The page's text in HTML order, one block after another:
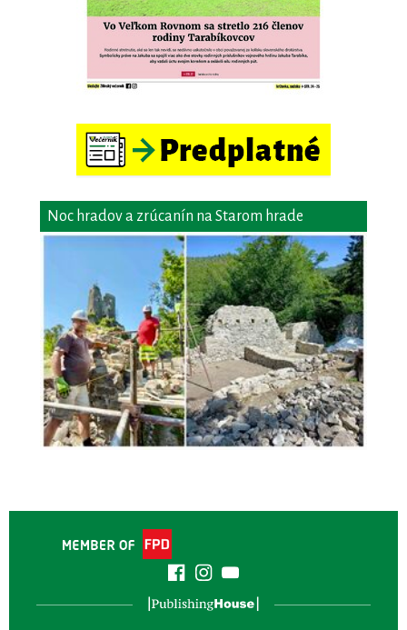
Noc hradov a zrúcanín na Starom hrade